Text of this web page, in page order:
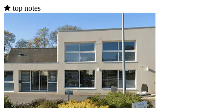
top notes